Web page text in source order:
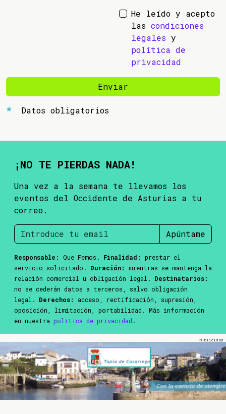
He leído y acepto
las condiciones
legales y
política de
privacidad
Enviar
Datos obligatorios
¡NO TE PIERDAS NADA!
Una vez a la semana te llevamos los
eventos del Occidente de Asturias a tu
correo.
Apúntame
Responsable: Que Femos. Finalidad:
prestar el
servicio solicitado. Duración:
mientras se mantenga la
relación comercial u obligación legal. Destinatarios:
no se cederán datos a terceros, salvo obligación
legal. Derechos:
acceso, rectificación, supresión,
oposición, limitación, portabilidad. Más información
en nuestra política de privacidad .